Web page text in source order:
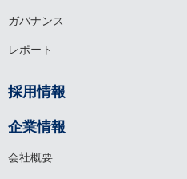
ガバナンス
レポート
採用情報
企業情報
会社概要